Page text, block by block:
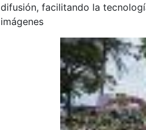
difusión, facilitando la
imágenes